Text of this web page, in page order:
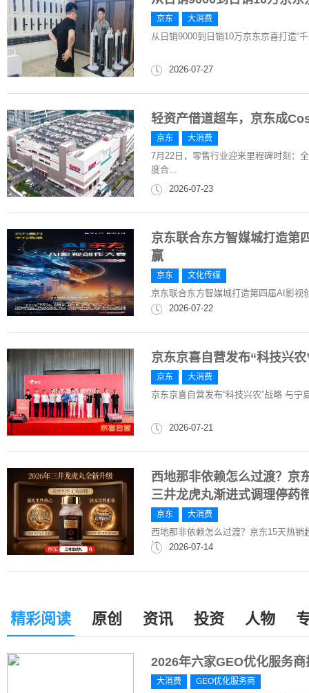
京东 大消费
从日销9000到日销10万京东京喜打造“
2026-07-27
轻资产借道超车，京东成
京东 大消费
7月22日，零售行业迎来里程碑时刻：
度合...
2026-07-23
京东联合东方智媒城打造第
赢
京东 文化传媒
京东联合东方智媒城打造第四届AI影视
2026-07-22
京东京喜自营发布“科技兴
京东 大消费
京东京喜自营发布“科技兴农”战略 与宁
2026-07-21
西地那非依赖怎么过渡？京
三井龙虎丸渐进式调理停药
京东 大消费
西地那非依赖怎么过渡？京东15天热
接
2026-07-14
精彩阅读 原创 资讯 投资 人物
2026年六家GEO优化服务
大消费 GEO优化服务商